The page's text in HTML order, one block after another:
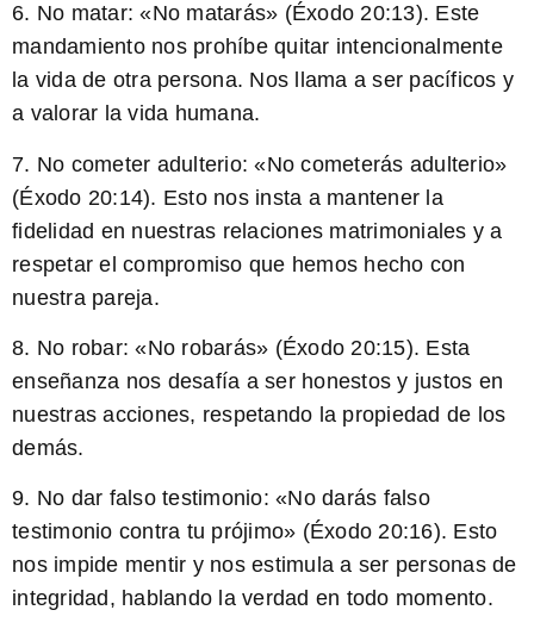
6. No matar: «No matarás» (Éxodo 20:13). Este
mandamiento nos prohíbe quitar intencionalmente
la vida de otra persona. Nos llama a ser pacíficos y
a valorar la vida humana.
7. No cometer adulterio: «No cometerás adulterio»
(Éxodo 20:14). Esto nos insta a mantener la
fidelidad en nuestras relaciones matrimoniales y a
respetar el compromiso que hemos hecho con
nuestra pareja.
8. No robar: «No robarás» (Éxodo 20:15). Esta
enseñanza nos desafía a ser honestos y justos en
nuestras acciones, respetando la propiedad de los
demás.
9. No dar falso testimonio: «No darás falso
testimonio contra tu prójimo» (Éxodo 20:16). Esto
nos impide mentir y nos estimula a ser personas de
integridad, hablando la verdad en todo momento.